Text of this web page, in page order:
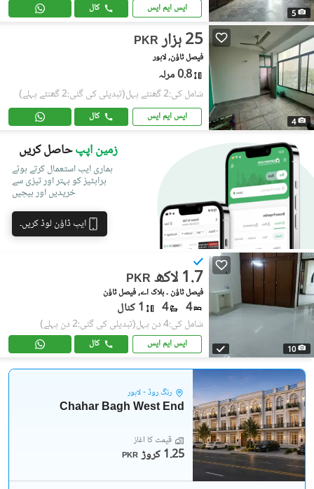
5 ایس ایم ایس کال
4
PKR 25 ہزار
فیصل ٹاؤن, لاہور
0.8 مرلہ
شامل کی:2 گھنٹے پہل (تبدیلی کی گئی:2 گھنٹے پہلے)
ایس ایم ایس کال
زمین اپپحاصل کریں
ہماری ایپ استعمال کرتے ہوئے
پراپٹیز کو بہتر اور تیزی سے
خریدیں اور بیچیں
ایپ ڈاؤن لوڈ کریں۔
10
PKR 1.7 لاکھ
فیصل ٹاؤن ۔ بلاک اے, فیصل ٹاؤن
4
4 1 کنال
شامل کی:4 دن پہل (تبدیلی کی گئی:2 دن پہلے)
ایس ایم ایس کال
رِنگ روڈ - لاہور
Chahar Bagh West End
قیمت کا آغاز
PKR 1.25 کروڑ